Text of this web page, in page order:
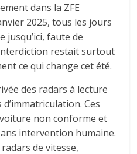
dans la ZFE
2025, tous les jours
jusqu’ici, faute de
restait surtout
ce qui change cet été.
des radars à lecture
Ces
non conforme et
intervention humaine.
de vitesse,